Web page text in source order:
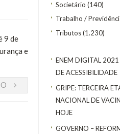
Societário (140)
Trabalho /
Tributos(1.230)
ENEM DIGITAL 2021
DE ACESSIBILIDADE
GRIPE: TERCEIRA
NACIONAL DE
HOJE
GOVERNO –
9 de
e